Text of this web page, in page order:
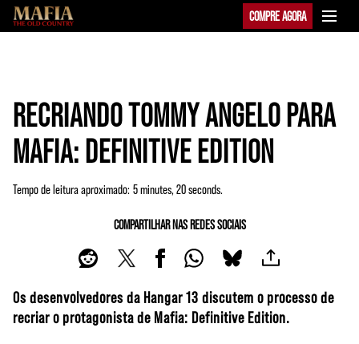
COMPRE AGORA
RECRIANDO TOMMY ANGELO PARA
MAFIA: DEFINITIVE EDITION
Tempo de leitura aproximado 5 minutes, 20 seconds
COMPARTILHAR NAS REDES SOCIAIS
Os desenvolvedores da Hangar 13 discutem o processo de
recriar o protagonista de Mafia: Definitive Edition.